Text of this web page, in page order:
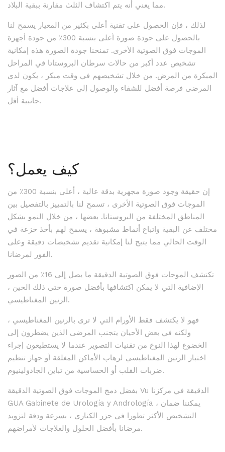
مما يعني أنه يتم اكتشاف الثلث مقارنة ببقية البلاد.
لذلك ، فإن الحصول على تقنية أعلى بكثير من المعيار يسمح لنا
بالحصول على جودة صورة أعلى بنسبة 300٪ من جودة أجهزة
الموجات فوق الصوتية الأخرى. تمنحنا جودة الصورة هذه إمكانية
تشخيص عدد أكبر من حالات سرطان البروستاتا في المراحل
المبكرة من المرض. من خلال تشخيصهم في وقت مبكر ، يكون لدى
المرضى فرصة أفضل للشفاء والوصول إلى علاجات أفضل مع آثار
جانبية أقل.
كيف يعمل؟
إن حقيقة وجود صورة مجهرية بدقة عالية ، أعلى بنسبة 300٪ من
الموجات فوق الصوتية الأخرى ، تسمح لنا بالتمييز بالتفصيل بين
المناطق المختلفة من البروستاتا. بعضها ، من خلال النمو بشكل
مختلف عن البقية واتباع أنماط مشبوهة ، يسمح لهم بأخذ خزعة في
الوقت الحالي مما يتيح لنا إمكانية تقديم تشخيصات دقيقة وعلى
الفور لمرضانا.
تكتشف الموجات فوق الصوتية الدقيقة ما يصل إلى 16٪ من الصور
الإضافية التي لا يمكن اكتشافها بأفضل صورة حتى ذلك الحين ،
الرنين المغناطيسي.
فهو لا يكتشف فقط الأورام التي لا ترى بالرنين المغناطيسي ،
ولكنه في بعض الأحيان يتجنب المرضى الذين يضطرون إلى
الخضوع لهذا النوع من تقنيات التصوير عندما لا يستطيعون إجراء
اختبار الرنين المغناطيسي لرهاب الأماكن المغلقة أو جهاز تنظيم
ضربات القلب أو الحساسية من تباين الجادولينيوم.
بفضل دمج الموجات فوق الصوتية الدقيقة Vu الدقيقة في مركزنا
GUA Gabinete de Urología y Andrología ، يمكننا ضمان
التشخيص الأكثر تطورا في جزر الكناري ، بسرعة ودقة لتزويد
مرضانا بأفضل الحلول والعلاجات لأمراضهم.